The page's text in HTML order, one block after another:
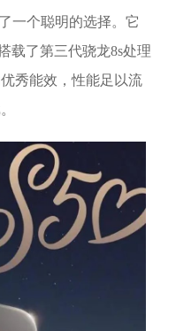
一个聪明的选择。它
载了第三代骁龙8s处理
秀能效，性能足以流